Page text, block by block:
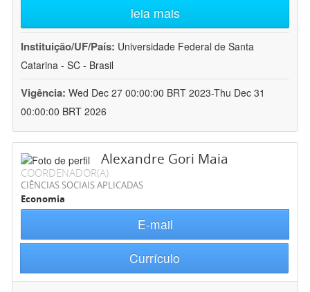
leia mais
Instituição/UF/País: Universidade Federal de Santa
Catarina - SC - Brasil
Vigência: Wed Dec 27 00:00:00 BRT 2023-Thu Dec 31
00:00:00 BRT 2026
Alexandre Gori Maia
COORDENADOR(A)
CIÊNCIAS SOCIAIS APLICADAS
Economia
E-mail
Currículo